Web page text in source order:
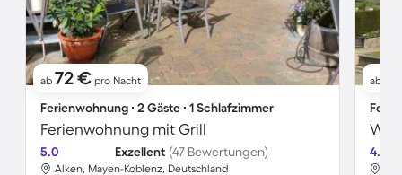
ab 72 € pro Nacht
Ferienwohnung ∙ 2 Gäste ∙ 1 Schlafzimmer
Ferienwohnung mit Grill
5.0 Exzellent (47 Bewertungen)
Alken, Mayen-Koblenz, Deutschland
ab
4.9